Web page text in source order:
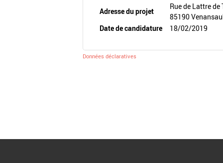
Adresse du projet
Rue de Lattre de
85190
Date de candidature
18/02/2019
Données déclaratives